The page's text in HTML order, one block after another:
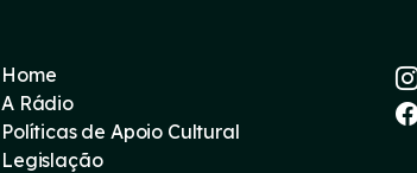
Home
A Rádio
Políticas de Apoio Cultural
Legislação